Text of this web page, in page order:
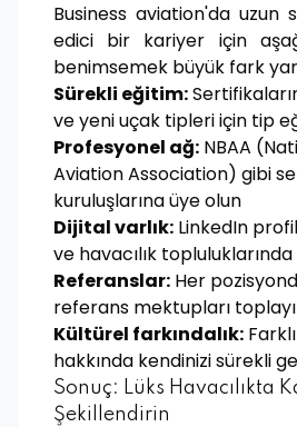
Business aviation'da uzun
edici bir kariyer için
benimsemek büyük fark
Sürekli eğitim:
ve yeni uçak tipleri için tip
Profesyonel ağ: NBAA
Aviation Association) gibi
kuruluşlarına üye olun
Dijital varlık: LinkedIn
ve havacılık
Referanslar: Her
referans mektupları
Kültürel farkındalık:
hakkında kendinizi sürekli
Sonuç: Lüks Havacılıkta
Şekillendirin